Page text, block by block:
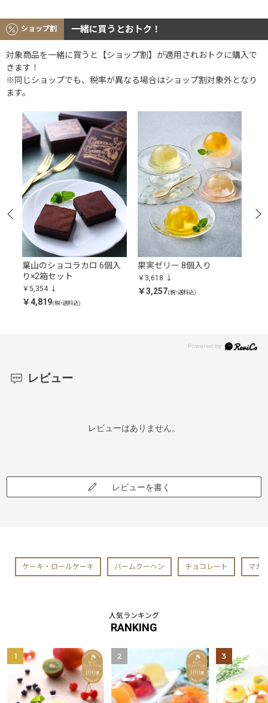
ショップ割 一緒に買うとおトク！
対象商品を一緒に買うと【ショップ割】が適用されおトクに購入で
きます！
※同じショップでも、税率が異なる場合はショップ割対象外となり
ます。
葉山のショコラカロ 6個入
り×2箱セット
￥5,354
￥4,819(税・送料込)
果実ゼリー 8個入り
￥3,618
￥3,257(税・送料込)
レビュー
レビューはありません。
レビューを書く
ケーキ・ロールケーキ バームクーヘン チョコレート マカ
人気ランキング
RANKING
1 2 3